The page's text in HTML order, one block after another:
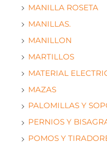
MANILLA ROSETA
MANILLAS.
MANILLON
MARTILLOS
MATERIAL
MAZAS
PALOMILLAS Y
PERNIOS Y
POMOS Y